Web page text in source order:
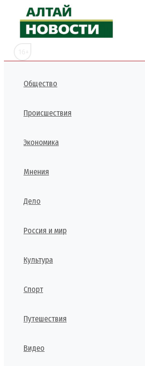
Перейти
содержимому
Общество
Происшествия
Экономика
Мнения
Дело
Россия и мир
Культура
Спорт
Путешествия
Видео